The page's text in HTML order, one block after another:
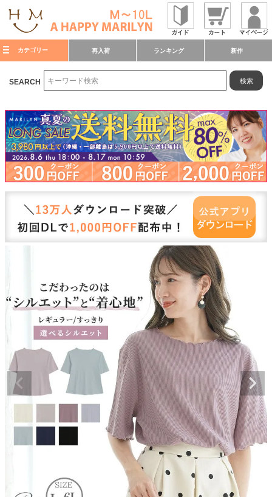
カテゴリー 再入荷 ランキング 新作
SEARCH 検索